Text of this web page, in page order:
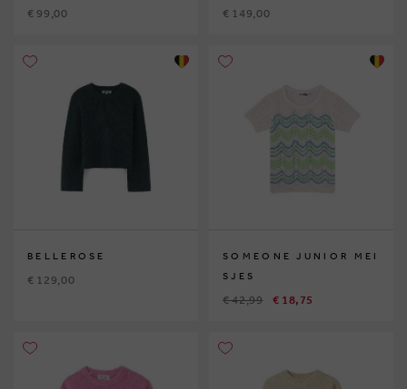
€ 99,00 € 149,00
BELLEROSE
€ 129,00
SOMEONE JUNIOR MEI
SJES
€ 42,99 € 18,75